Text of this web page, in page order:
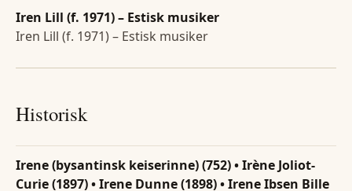
Iren Lill (f. 1971) – Estisk musiker
Iren Lill (f. 1971) – Estisk musiker
Historisk
Irene (bysantinsk keiserinne) (752) • Irène Joliot-
Curie (1897) • Irene Dunne (1898) • Irene Ibsen Bille